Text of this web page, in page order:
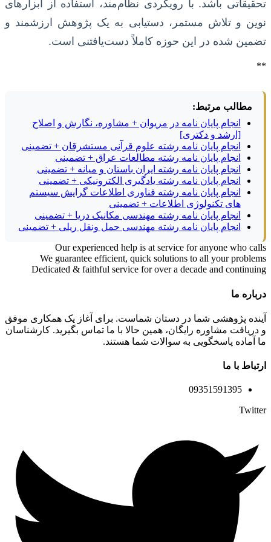
تحقیقاتی باشد. با رویکردی نظام‌مند، استفاده از ابزارهای
نوین و تلاش مستمر، دستیابی به یک پژوهش ارزشمند و
تضمین شده در این حوزه کاملاً دست‌یافتنی است.
**
مطالب مرتبط:
انجام پایان نامه در مریوان + مشاوره، نگارش و اصلاح
[ارشد و دکتری]
انجام پایان نامه رشته علوم قرآنی مستشرقان + تضمینی
انجام پایان نامه رشته مطالعات عراق + تضمینی
انجام پایان نامه رشته ایران باستان و میانه + تضمینی
انجام پایان نامه رشته یادگیری الکترونیکی + تضمینی
انجام پایان نامه رشته فناوری اطلاعات گرایش سیستم
های تکنولوژی اطلاعات + تضمینی
انجام پایان نامه رشته مهندسی مکانیک دریا + تضمینی
انجام پایان نامه رشته مهندسی حمل ونقل ریلی + تضمینی
Our experienced help is at service for anyone who calls
We guarantee efficient, quick solutions to all your problems
Dedicated & faithful service for over a decade and continuing
درباره ما
آینده پژوهشی شما در دستان شماست. برای آغاز یک همکاری موفق
و دریافت مشاوره رایگان، همین حالا با ما تماس بگیرید. کارشناسان
ما آماده پاسخگویی به سوالات شما هستند.
ارتباط با ما
09351591395
Twitter